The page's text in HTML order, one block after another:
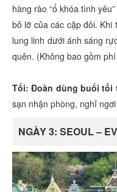
hàng rào “ổ khóa tình
bỏ lỡ của các cặp đôi. Khi
lung linh dưới ánh sáng
quên. (Không bao gồm
Tối: Đoàn dùng buổi tối
sạn nhận phòng, nghỉ
NGÀY 3: SEOUL –